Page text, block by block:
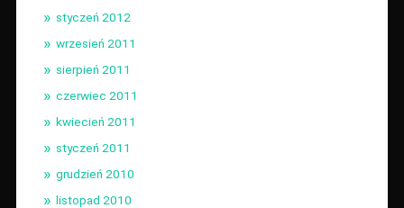
styczeń 2012
wrzesień 2011
sierpień 2011
czerwiec 2011
kwiecień 2011
styczeń 2011
grudzień 2010
listopad 2010